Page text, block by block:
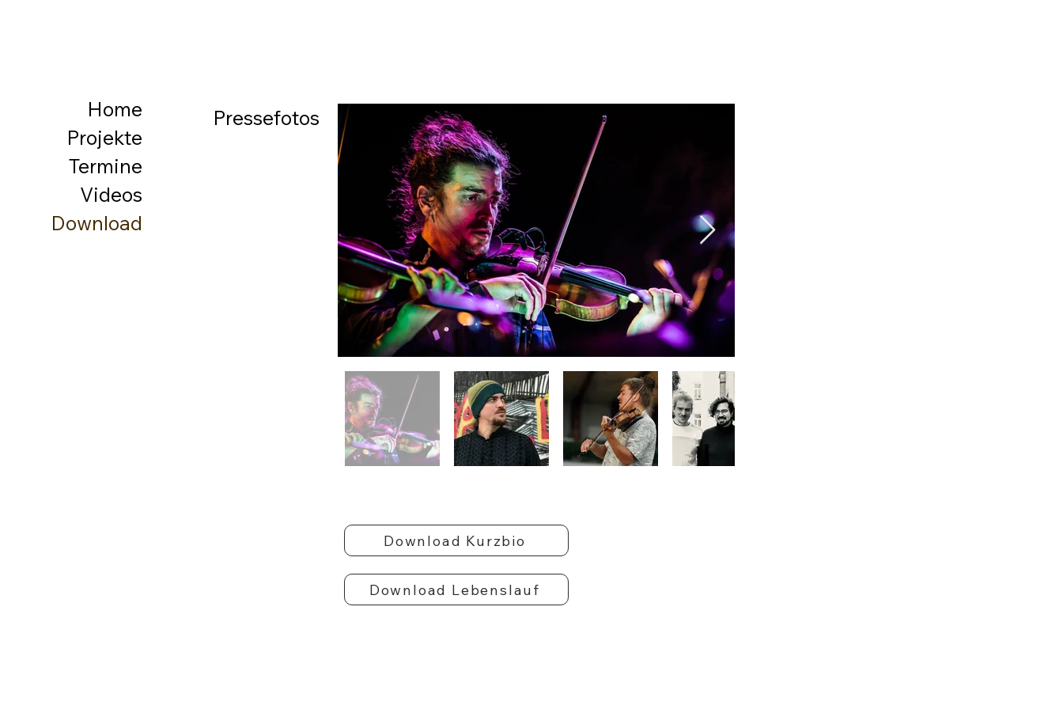
Home
Projekte
Termine
Videos
Download
Pressefotos
Download Kurzbio
Download Lebenslauf